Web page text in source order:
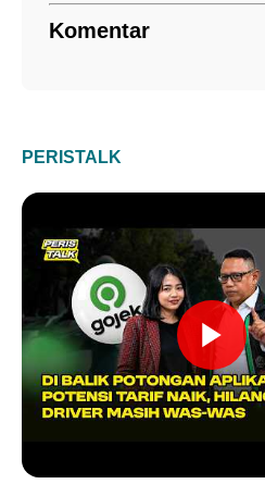
Komentar
PERISTALK